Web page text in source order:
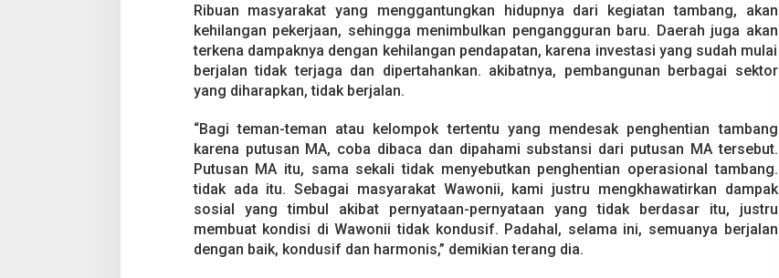
Ribuan masyarakat yang menggantungkan hidupnya dari kegiatan tambang, akan
kehilangan pekerjaan, sehingga menimbulkan pengangguran baru. Daerah juga akan
terkena dampaknya dengan kehilangan pendapatan, karena investasi yang sudah mulai
berjalan tidak terjaga dan dipertahankan. akibatnya, pembangunan berbagai sektor
yang diharapkan, tidak berjalan.
“Bagi teman-teman atau kelompok tertentu yang mendesak penghentian tambang
karena putusan MA, coba dibaca dan dipahami substansi dari putusan MA tersebut.
Putusan MA itu, sama sekali tidak menyebutkan penghentian operasional tambang.
tidak ada itu. Sebagai masyarakat Wawonii, kami justru mengkhawatirkan dampak
sosial yang timbul akibat pernyataan-pernyataan yang tidak berdasar itu, justru
membuat kondisi di Wawonii tidak kondusif. Padahal, selama ini, semuanya berjalan
dengan baik, kondusif dan harmonis,” demikian terang dia.